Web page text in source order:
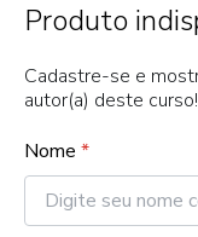
Produto
Cadastre-se e
autor(a) deste curso!
Nome *